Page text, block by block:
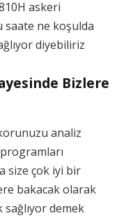
askeri
saate ne koşulda
diyebiliriz
Bizlere
analiz
size çok iyi bir
bakacak olarak
demek